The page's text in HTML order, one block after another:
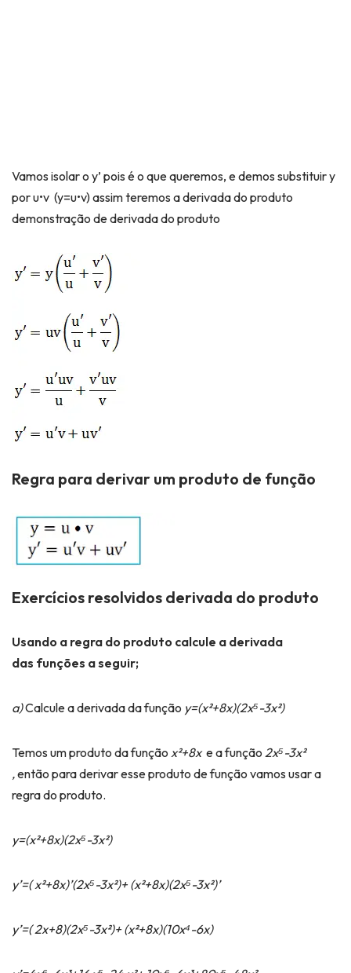
Vamos isolar o y’ pois é o que queremos, e demos substituir y
por u•v (y=u•v) assim teremos a derivada do produto
demonstração de derivada do produto
Regra para derivar um produto de função
Exercícios resolvidos derivada do produto
Usando a regra do produto calcule a derivada
das funções a seguir;
a)Calcule a derivada da função y=(x²+8x)(2x⁵-3x²)
Temos um produto da função x²+8x e a função 2x⁵-3x²
,então para derivar esse produto de função vamos usar a
regra do produto.
y=(x²+8x)(2x⁵-3x²)
y’=( x²+8x)’(2x⁵-3x²)+ (x²+8x)(2x⁵-3x²)’
y’=( 2x+8)(2x⁵-3x²)+ (x²+8x)(10x⁴-6x)